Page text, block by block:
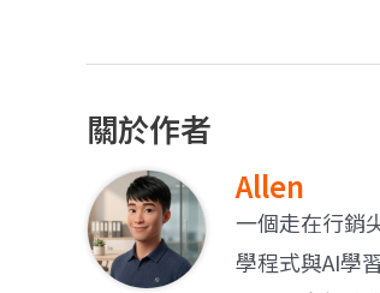
關於作者
Allen
一個走在行銷
學程式與AI學